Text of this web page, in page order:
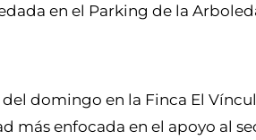
en el Parking de la
del domingo en la Finca El
más enfocada en el apoyo al